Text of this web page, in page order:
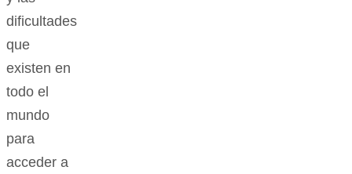
dificultades
que
existen en
todo el
mundo
para
acceder a